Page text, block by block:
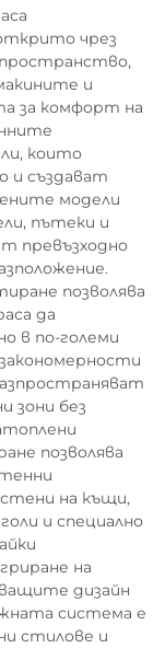
чрез
и
за комфорт на
които
и създават
модели
пътеки и
превъзходно
позволява
да
в по-големи
зони без
позволява
на къщи,
и специално
на
дизайн
система е
стилове и